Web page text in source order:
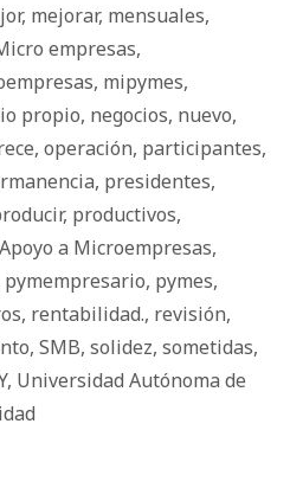
, mejorar, mensuales,
empresas,
, mipymes,
propio, negocios, nuevo,
, operación, participantes,
, presidentes,
, productivos,
a Microempresas,
pymempresario, pymes,
, rentabilidad., revisión,
, SMB, solidez, sometidas,
, Universidad Autónoma de